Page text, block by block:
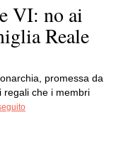
VI: no ai
Reale
promessa da
regali che i membri